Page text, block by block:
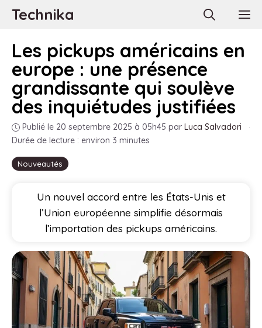
AllerTechnika
Nouveautés
Les pickups américains en
europe : une présence
grandissante qui soulève
des inquiétudes justifiées
Publié le 20 septembre 2025 à 05h45 par Luca Salvadori
·
Durée de lecture : environ 3 minutes
Un nouvel accord entre les États-Unis et
l’Union européenne simplifie désormais
l’importation des pickups américains.